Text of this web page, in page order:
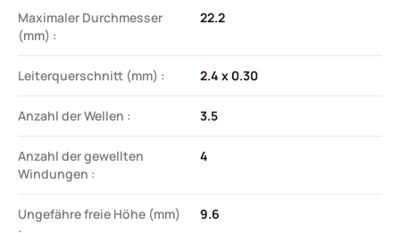
Maximaler Durchmesser
(mm) :
22.2
Leiterquerschnitt (mm) : 2.4 x 0.30
Anzahl der Wellen : 3.5
Anzahl der gewellten
Windungen :
4
Ungefähre freie Höhe (mm)
9.6